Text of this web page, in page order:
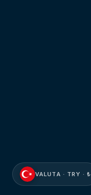
VALUTA · TRY · ₺